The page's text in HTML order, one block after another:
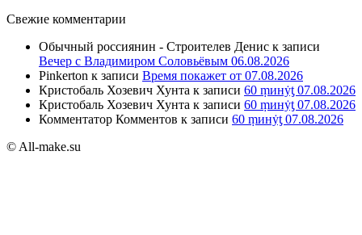
Свежие комментарии
Обычный россиянин - Строителев Денис к записи
Вечер с Владимиром Соловьёвым 06.08.2026
Pinkerton к записи Время покажет от 07.08.2026
Кристобаль Хозевич Хунта к записи 60 ṃинẏƫ 07.08.2026
Кристобаль Хозевич Хунта к записи 60 ṃинẏƫ 07.08.2026
Комментатор Комментов к записи 60 ṃинẏƫ 07.08.2026
© All-make.su